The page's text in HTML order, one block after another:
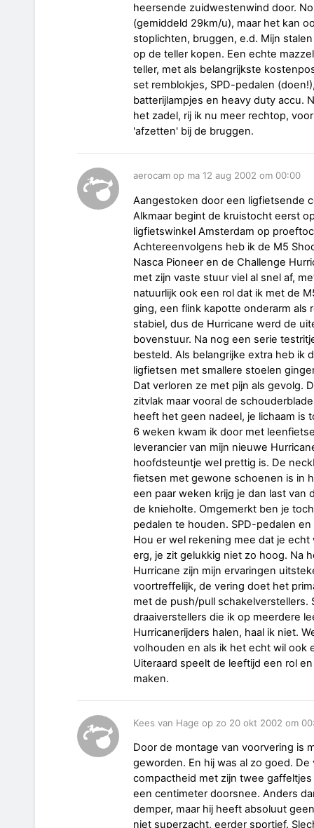
heersende zuidwestenwind door.
(gemiddeld 29km/u), maar het kan
stoplichten, bruggen, e.d. Mijn
op de teller kopen. Een echte
teller, met als belangrijkste
set remblokjes, SPD-pedalen
batterijlampjes en heavy duty accu.
het zadel, rij ik nu meer rechtop,
'afzetten' bij de bruggen.
aerocam op ma 12 aug 2002 om 00:00
Aangestoken door een ligfietsende
Alkmaar begint de kruistocht eerst
ligfietswinkel Amsterdam op
Achtereenvolgens heb ik de M5
Nasca Pioneer en de Challenge
met zijn vaste stuur viel al snel af,
natuurlijk ook een rol dat ik met de
ging, een flink kapotte onderarm als
stabiel, dus de Hurricane werd de
bovenstuur. Na nog een serie
besteld. Als belangrijke extra heb ik
ligfietsen met smallere stoelen
Dat verloren ze met pijn als gevolg.
zitvlak maar vooral de
heeft het geen nadeel, je lichaam is
6 weken kwam ik door met
leverancier van mijn nieuwe
hoofdsteuntje wel prettig is. De
fietsen met gewone schoenen is in
een paar weken krijg je dan last van
de knieholte. Omgemerkt ben je
pedalen te houden. SPD-pedalen
Hou er wel rekening mee dat je
erg, je zit gelukkig niet zo hoog. Na
Hurricane zijn mijn ervaringen
voortreffelijk, de vering doet het
met de push/pull schakelverstellers.
draaiverstellers die ik op meerdere
Hurricanerijders halen, haal ik niet.
volhouden en als ik het echt wil ook
Uiteraard speelt de leeftijd een rol
maken.
Kees van Hage op zo 20 okt 2002 om
Door de montage van voorvering is
geworden. En hij was al zo goed.
compactheid met zijn twee
een centimeter doorsnee. Anders
demper, maar hij heeft absoluut
niet superzacht, eerder sportief.